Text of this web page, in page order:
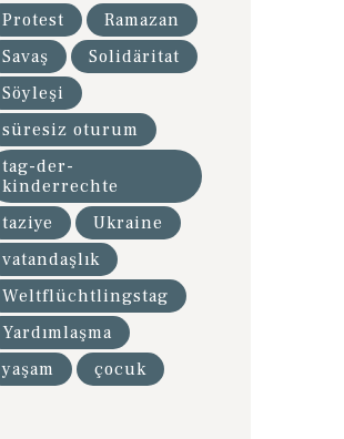
Protest
Ramazan
Savaş
Solidäritat
Söyleşi
süresiz oturum
tag-der-
kinderrechte
taziye
Ukraine
vatandaşlık
Weltflüchtlingstag
Yardımlaşma
yaşam
çocuk